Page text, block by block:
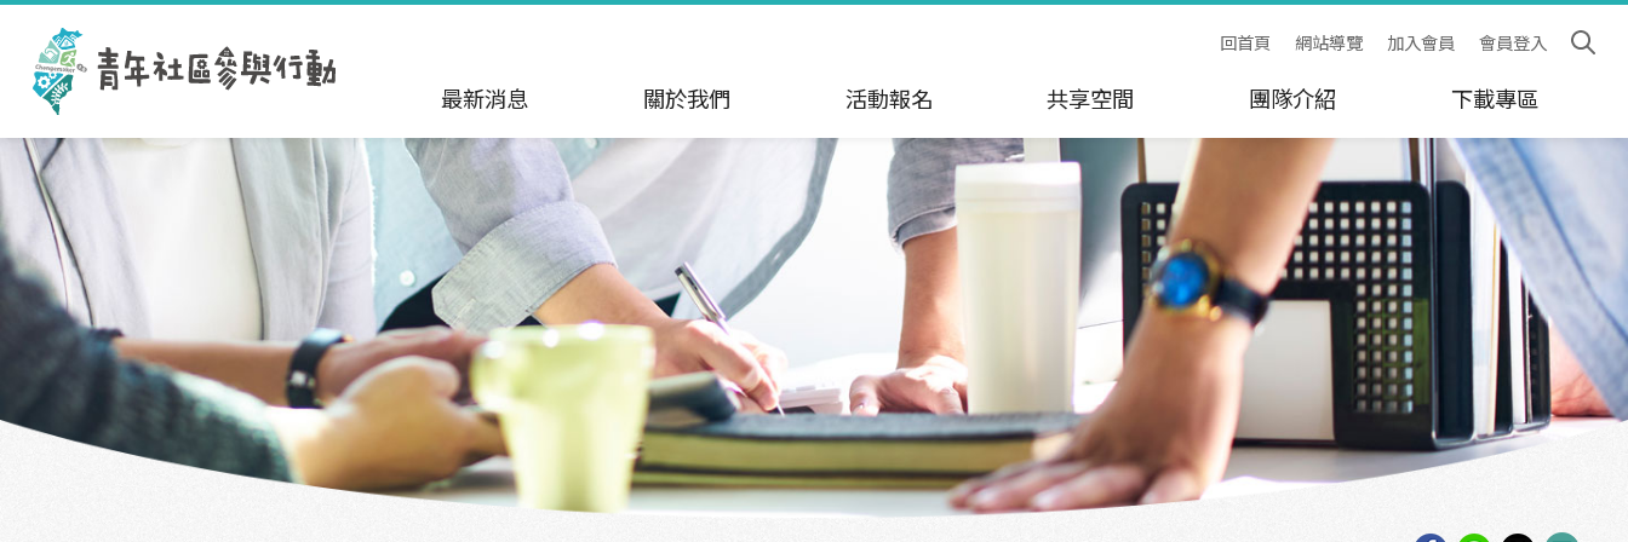
跳到主要內容區塊
回首頁 網站導覽 加入會員 會員登入
最新消息 關於我們 活動報名 共享空間 團隊介紹 下載專區